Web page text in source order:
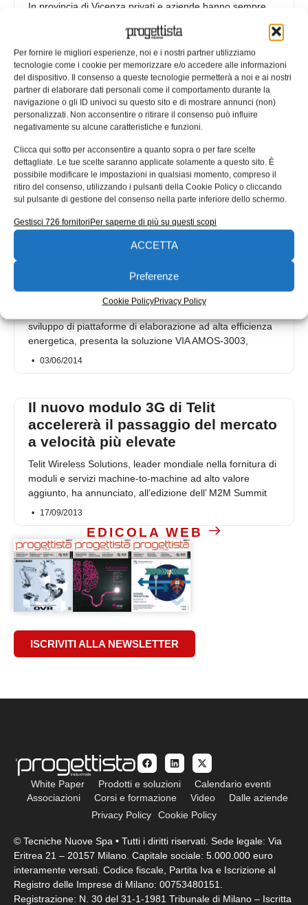
Per fornire le migliori esperienze, noi e i nostri partner utilizziamo
tecnologie come i cookie per memorizzare e/o accedere alle informazioni
del dispositivo. Il consenso a queste tecnologie permetterà a noi e ai nostri
partner di elaborare dati personali come il comportamento durante la
navigazione o gli ID univoci su questo sito e di mostrare annunci (non)
personalizzati. Non acconsentire o ritirare il consenso può influire
negativamente su alcune caratteristiche e funzioni.
Clicca qui sotto per acconsentire a quanto sopra o per fare scelte
dettagliate. Le tue scelte saranno applicate solamente a questo sito. È
possibile modificare le impostazioni in qualsiasi momento, compreso il
ritiro del consenso, utilizzando i pulsanti della Cookie Policy o cliccando
sul pulsante di gestione del consenso nella parte inferiore dello schermo.
Gestisci 726 fornitoriPer saperne di più su questi scopi
ACCETTA
Preferenze
Cookie PolicyPrivacy Policy
In provincia di Vicenza privati e aziende hanno sempre
16/07/2014
Things con la nuova soluzione
fanless VIA AMOS-3003
sviluppo di piattaforme di elaborazione ad alta efficienza
energetica, presenta la soluzione VIA AMOS-3003,
03/06/2014
Il nuovo modulo 3G di Telit
accelererà il passaggio del mercato
a velocità più elevate
Telit Wireless Solutions, leader mondiale nella fornitura di
moduli e servizi machine-to-machine ad alto valore
aggiunto, ha annunciato, all’edizione dell’ M2M Summit
17/09/2013
EDICOLA WEB
ISCRIVITI ALLA NEWSLETTER
White Paper Prodotti e soluzioni
Calendario eventi
Associazioni
Corsi e formazione Video
Dalle aziende
Privacy Policy
Cookie Policy
© Tecniche Nuove Spa • Tutti i diritti riservati. Sede legale: Via
Eritrea 21 – 20157 Milano. Capitale sociale: 5.000.000 euro
interamente versati. Codice fiscale, Partita Iva e Iscrizione al
Registro delle Imprese di Milano: 00753480151.
Registrazione: N. 30 del 31-1-1981 Tribunale di Milano – Iscritta